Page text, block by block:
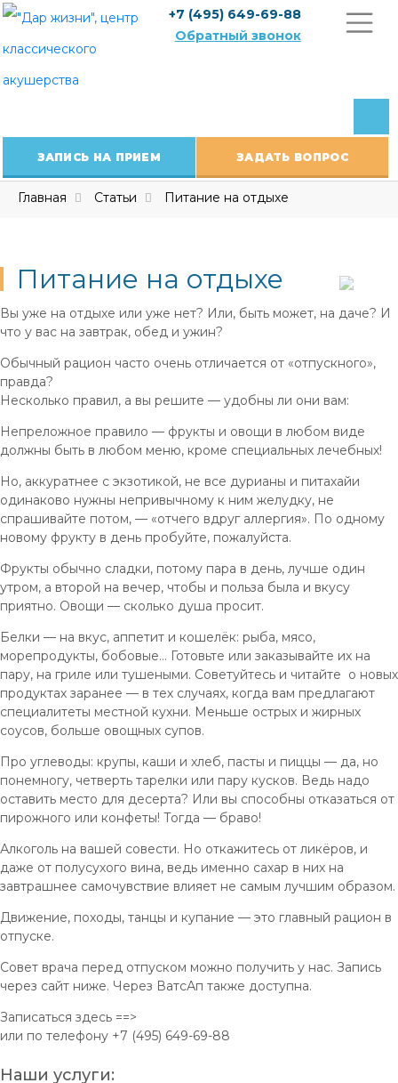
Skip
content
+7 (495) 649-69-88
Обратный звонок
ЗАПИСЬ НА ПРИЕМ ЗАДАТЬ ВОПРОС
Главная Статьи Питание на отдыхе
Питание на отдыхе
Вы уже на отдыхе или уже нет? Или, быть может, на даче? И
что у вас на завтрак, обед и ужин?
Обычный рацион часто очень отличается от «отпускного»,
правда?
Несколько правил, а вы решите — удобны ли они вам:
Непреложное правило — фрукты и овощи в любом виде
должны быть в любом меню, кроме специальных лечебных!
Но, аккуратнее с экзотикой, не все дурианы и питахайи
одинаково нужны непривычному к ним желудку, не
спрашивайте потом, — «отчего вдруг аллергия». По одному
новому фрукту в день пробуйте, пожалуйста.
Фрукты обычно сладки, потому пара в день, лучше один
утром, а второй на вечер, чтобы и польза была и вкусу
приятно. Овощи — сколько душа просит.
Белки — на вкус, аппетит и кошелёк: рыба, мясо,
морепродукты, бобовые… Готовьте или заказывайте их на
пару, на гриле или тушеными. Советуйтесь и читайте о новых
продуктах заранее — в тех случаях, когда вам предлагают
специалитеты местной кухни. Меньше острых и жирных
соусов, больше овощных супов.
Про углеводы: крупы, каши и хлеб, пасты и пиццы — да, но
понемногу, четверть тарелки или пару кусков. Ведь надо
оставить место для десерта? Или вы способны отказаться от
пирожного или конфеты! Тогда — браво!
Алкоголь на вашей совести. Но откажитесь от ликёров, и
даже от полусухого вина, ведь именно сахар в них на
завтрашнее самочувствие влияет не самым лучшим образом.
Движение, походы, танцы и купание — это главный рацион в
отпуске.
Совет врача перед отпуском можно получить у нас. Запись
через сайт ниже. Через ВатсАп также доступна.
Записаться здесь ==>
или по телефону +7 (495) 649-69-88
Наши услуги: